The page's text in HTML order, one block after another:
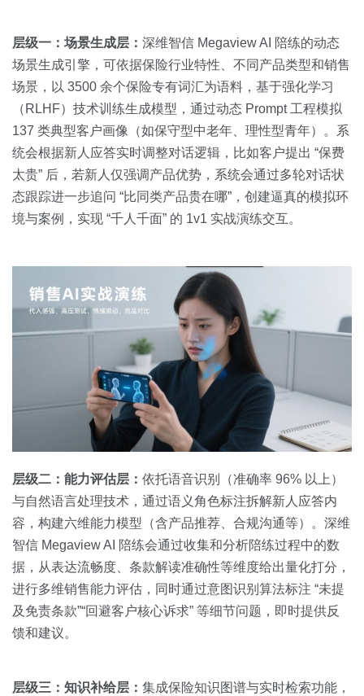
层级一：场景生成层： 深维智信 Megaview AI 陪练的动态
场景生成引擎，可依据保险行业特性、不同产品类型和销售
场景，以 3500 余个保险专有词汇为语料，基于强化学习
（RLHF）技术训练生成模型，通过动态 Prompt 工程模拟
137 类典型客户画像（如保守型中老年、理性型青年）。系
统会根据新人应答实时调整对话逻辑，比如客户提出 “保费
太贵” 后，若新人仅强调产品优势，系统会通过多轮对话状
态跟踪进一步追问 “比同类产品贵在哪”，创建逼真的模拟环
境与案例，实现 “千人千面” 的 1v1 实战演练交互。
层级二：能力评估层： 依托语音识别（准确率 96% 以上）
与自然语言处理技术，通过语义角色标注拆解新人应答内
容，构建六维能力模型（含产品推荐、合规沟通等）。深维
智信 Megaview AI 陪练会通过收集和分析陪练过程中的数
据，从表达流畅度、条款解读准确性等维度给出量化打分，
进行多维销售能力评估，同时通过意图识别算法标注 “未提
及免责条款”“回避客户核心诉求” 等细节问题，即时提供反
馈和建议。
层级三：知识补给层： 集成保险知识图谱与实时检索功能，